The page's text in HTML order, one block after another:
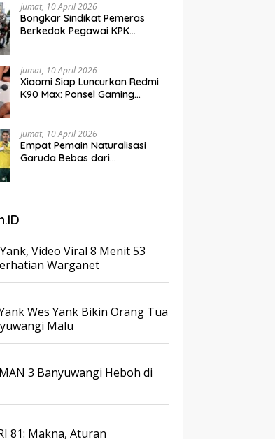
Jumat, 10 April 2026
Bongkar Sindikat Pemeras
Berkedok Pegawai KPK
Bukti Ribuan Dollar AS
Jumat, 10 April 2026
Xiaomi Siap Luncurkan Redmi
K90 Max: Ponsel Gaming
Jumat, 10 April 2026
Empat Pemain Naturalisasi
Garuda Bebas dari
Video Viral 8 Menit 53
Warganet
Wes Yank Bikin Orang Tua
Malu
3 Banyuwangi Heboh di
81: Makna, Aturan